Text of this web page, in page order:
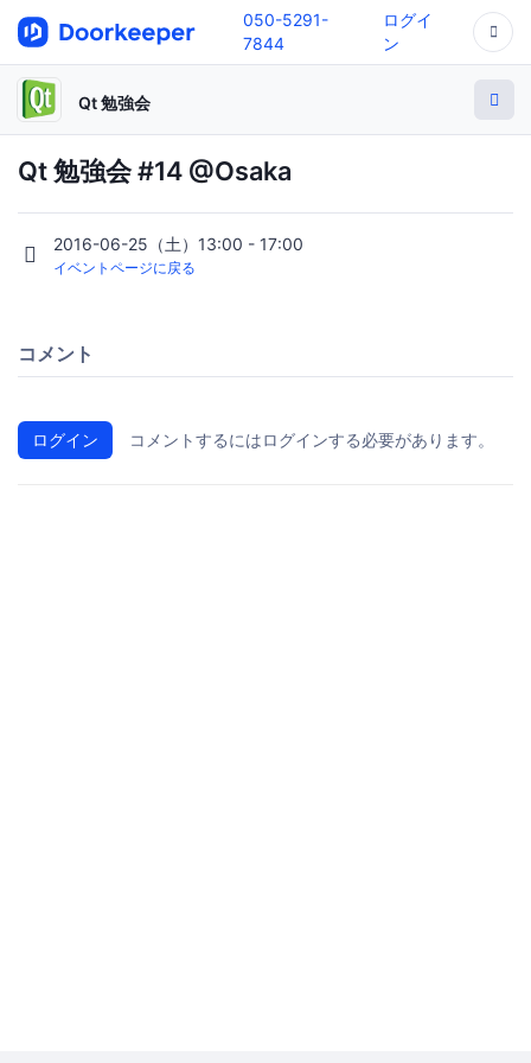
050-5291-
7844
ログイ
ン
Qt 勉強会
Qt 勉強会 #14 @Osaka
2016-06-25（土）13:00 - 17:00
イベントページに戻る
コメント
ログイン コメントするにはログインする必要があります。